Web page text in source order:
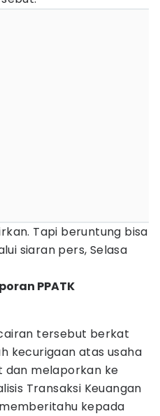
Tapi beruntung bisa
siaran pers, Selasa
PPATK
tersebut berkat
kecurigaan atas usaha
dan melaporkan ke
Transaksi Keuangan
memberitahu kepada